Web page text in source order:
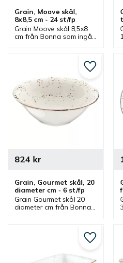
Grain, Moove skål,
8x8,5 cm - 24 st/fp
Grain Moove skål 8,5x8
cm från Bonna som ingår
som såsskål och som en
mindre serveringsskål.
Grain, Gourmet skål, 20
diameter cm - 6 st/fp
Grain Gourmet skål 20
diameter cm från Bonna
824 kr
Lägg till i
Lägg till i